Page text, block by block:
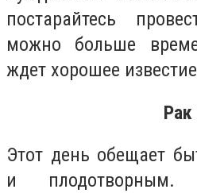
постарайтесь
можно больше
ждет хорошее
Рак
Этот день обещает
и